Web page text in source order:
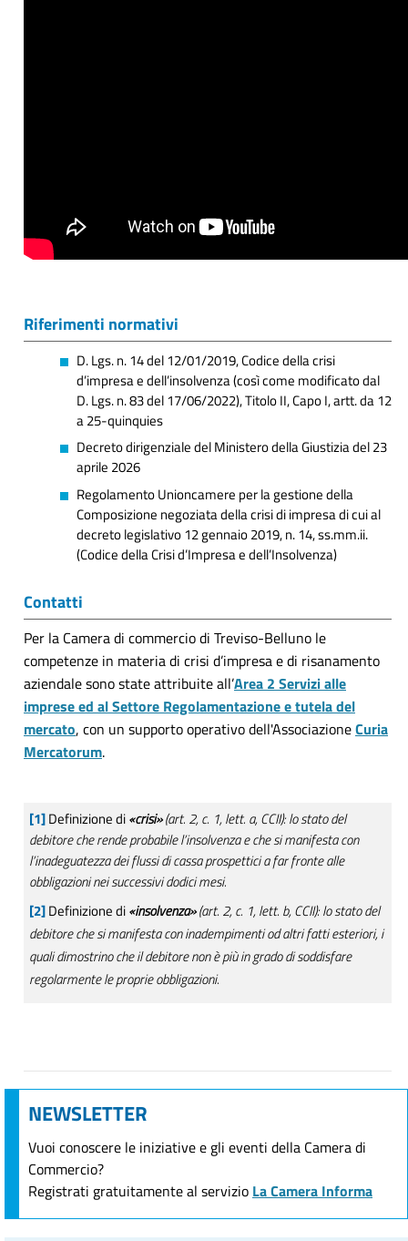
Riferimenti normativi
D. Lgs. n. 14 del 12/01/2019, Codice della crisi
d’impresa e dell’insolvenza (così come modificato dal
D. Lgs. n. 83 del 17/06/2022), Titolo II, Capo I, artt. da 12
a 25-quinquies
Decreto dirigenziale del Ministero della Giustizia del 23
aprile 2026
Regolamento Unioncamere per la gestione della
Composizione negoziata della crisi di impresa di cui al
decreto legislativo 12 gennaio 2019, n. 14, ss.mm.ii.
(Codice della Crisi d’Impresa e dell’Insolvenza)
Contatti
Per la Camera di commercio di Treviso-Belluno le
competenze in materia di crisi d’impresa e di risanamento
aziendale sono state attribuite all’Area 2 Servizi alle
imprese ed al Settore Regolamentazione e tutela del
mercato, con un supporto operativo dell'AssociazioneCuria
Mercatorum.
[1]Definizione di«crisi»(art. 2, c. 1, lett. a, CCII): lo stato del
debitore che rende probabile l’insolvenza e che si manifesta con
l’inadeguatezza dei flussi di cassa prospettici a far fronte alle
obbligazioni nei successivi dodici mesi.
[2]Definizione di«insolvenza»(art. 2, c. 1, lett. b, CCII): lo stato del
debitore che si manifesta con inadempimenti od altri fatti esteriori, i
quali dimostrino che il debitore non è più in grado di soddisfare
regolarmente le proprie obbligazioni.
NEWSLETTER
Vuoi conoscere le iniziative e gli eventi della Camera di
Commercio?
Registrati gratuitamente al servizio La Camera Informa